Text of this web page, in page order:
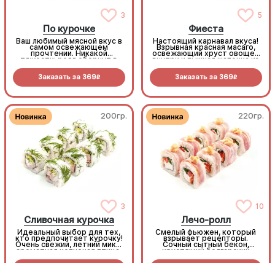
3
По курочке
Ваш любимый мясной вкус в
самом освежающем
прочтении. Никакой
тяжести: ролл обернут в
внутри вас ждет тающий
крем-сыр, сочная копченая
Заказать за 369R
5
Фиеста
Настоящий карнавал вкуса!
Взрывная красная масаго,
освежающий хруст овощей
внутри и пышная шапочка из
соусом Том Ям.
Заказать за 369R
200гр.
3
Сливочная курочка
Идеальный выбор для тех,
кто предпочитает курочку!
Очень свежий, летний микс:
ароматная копченая птица,
220гр.
10
Лечо-ролл
Смелый фьюжен, который
взрывает рецепторы.
Сочный сытный бекон,
хрустящий болгарский